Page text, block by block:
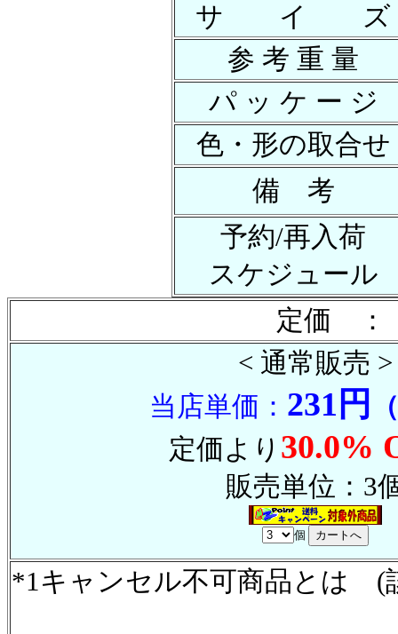
サ イ ズ
参 考 重 量
パ ッ ケ ー ジ
色・形の取合せ
備 考
予約/再入荷
スケジュール
定価 ：
< 通常販売 >
当店単価： 231円
定価より 30.0%
販売単位：3
個
*1キャンセル不可商品とは (